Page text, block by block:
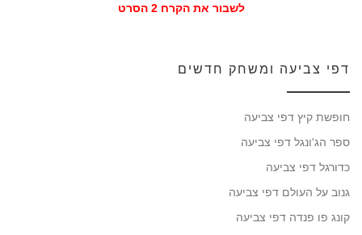
לשבור את הקרח 2 הסרט
דפי צביעה ומשחק חדשים
חופשת קיץ דפי צביעה
ספר הג'ונגל דפי צביעה
כדורגל דפי צביעה
גנוב על העולם דפי צביעה
קונג פו פנדה דפי צביעה